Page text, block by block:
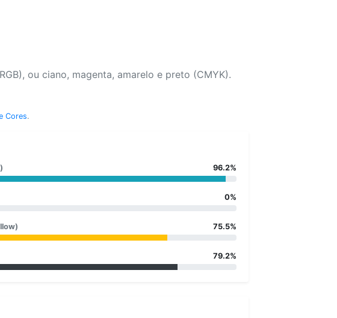
ou ciano, magenta, amarelo e preto (CMYK).
Cores.
96.2%
0%
75.5%
79.2%